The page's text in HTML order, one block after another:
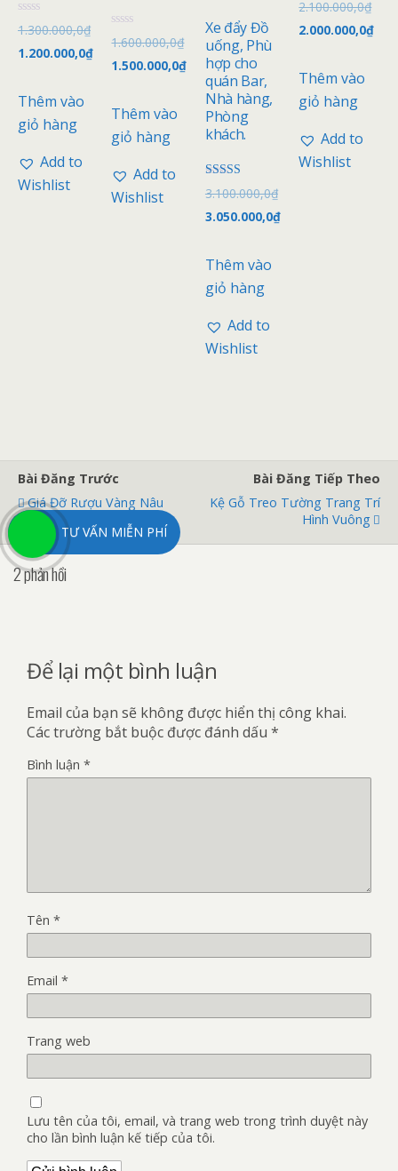
Đ
ư
ợ
c
p
h
n
5
a
1.300.000,0₫
1.200.000,0₫
Thêm vào
giỏ hàng
Add to
Wishlist
Đ
ư
ợ
c
p
h
n
5
a
1.600.000,0₫
1.500.000,0₫
Thêm vào
giỏ hàng
Add to
Wishlist
Xe đẩy Đồ
uống, Phù
hợp cho
quán Bar,
Nhà hàng,
Phòng
khách.
Được xếp
hạng
5.00
5 sao
3.100.000,0₫
3.050.000,0₫
Thêm vào
giỏ hàng
Add to
Wishlist
ư
ợ
c
p
h
n
5
a
2.100.000,0₫
2.000.000,0₫
Thêm vào
giỏ hàng
Add to
Wishlist
Bài Đăng Trước
Giá Đỡ Rượu Vàng Nâu
Bài Đăng Tiếp Theo
Kệ Gỗ Treo Tường Trang Trí
Hình Vuông
2 phản hồi
Để lại một bình luận
Email của bạn sẽ không được hiển thị công khai.
Các trường bắt buộc được đánh dấu *
Bình luận *
Tên *
Email *
Trang web
Lưu tên của tôi, email, và trang web trong trình duyệt này
cho lần bình luận kế tiếp của tôi.
TƯ VẤN MIỄN PHÍ